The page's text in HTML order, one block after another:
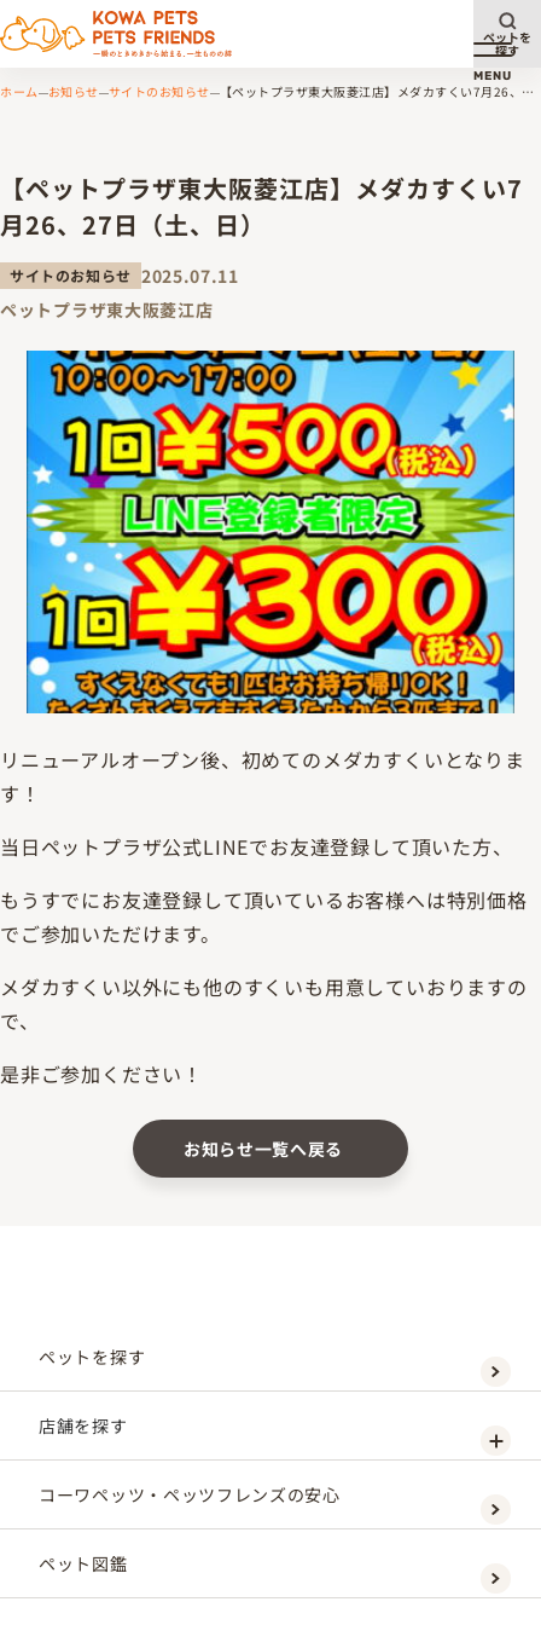
メニ
MENU
ペットを
探す
ホーム お知らせ サイトのお知らせ 【ペットプラザ東大阪菱江店】メダカすくい7月26、27
【ペットプラザ東大阪菱江店】メダカすくい7
月26、27日（土、日）
サイトのお知らせ 2025.07.11
ペットプラザ東大阪菱江店
リニューアルオープン後、初めてのメダカすくいとなりま
す！
当日ペットプラザ公式LINEでお友達登録して頂いた方、
もうすでにお友達登録して頂いているお客様へは特別価格
でご参加いただけます。
メダカすくい以外にも他のすくいも用意していおりますの
で、
是非ご参加ください！
お知らせ一覧へ戻る
ペットを探す
店舗を探す
コーワペッツ・ペッツフレンズの安心
ペット図鑑